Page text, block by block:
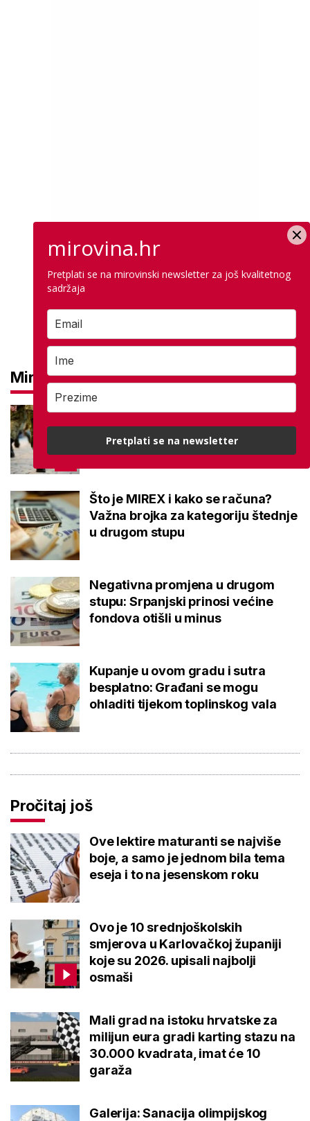
Mirovine
Mirovine branitelja: Dijele se u
dvije kategorije, a prima ih oko
140.000 umirovljenika
Što je MIREX i kako se računa?
Važna brojka za kategoriju štednje
u drugom stupu
Negativna promjena u drugom
stupu: Srpanjski prinosi većine
fondova otišli u minus
Kupanje u ovom gradu i sutra
besplatno: Građani se mogu
ohladiti tijekom toplinskog vala
Pročitaj još
Ove lektire maturanti se najviše
boje, a samo je jednom bila tema
eseja i to na jesenskom roku
Ovo je 10 srednjoškolskih
smjerova u Karlovačkoj županiji
koje su 2026. upisali najbolji
osmaši
Mali grad na istoku hrvatske za
milijun eura gradi karting stazu na
30.000 kvadrata, imat će 10
garaža
Galerija: Sanacija olimpijskog
mirovina.hr
Pretplati se na mirovinski newsletter za još kvalitetnog
sadržaja
Pretplati se na newsletter